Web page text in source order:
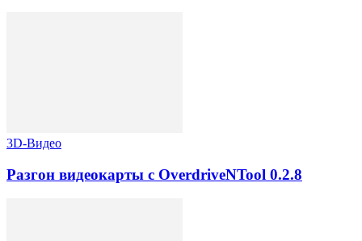
3D-Видео
Разгон видеокарты с OverdriveNTool 0.2.8